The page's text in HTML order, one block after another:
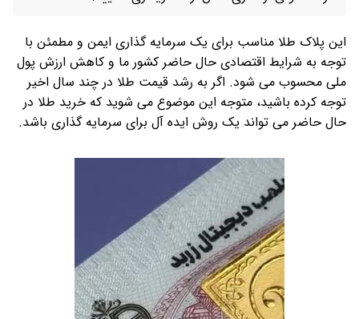
این پلاک طلا مناسب برای یک سرمایه گذاری ایمن و مطمئن با
توجه به شرایط اقتصادی حال حاضر کشور ما و کاهش ارزش پول
ملی محسوب می شود. اگر به رشد قیمت طلا در چند سال اخیر
توجه کرده باشید، متوجه این موضوع می شوید که خرید طلا در
حال حاضر می تواند یک روش ایده آل برای سرمایه گذاری باشد.